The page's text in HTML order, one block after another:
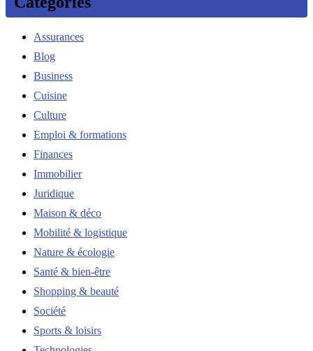
Assurances
Blog
Business
Cuisine
Culture
Emploi & formations
Finances
Immobilier
Juridique
Maison & déco
Mobilité & logistique
Nature & écologie
Santé & bien-être
Shopping & beauté
Société
Sports & loisirs